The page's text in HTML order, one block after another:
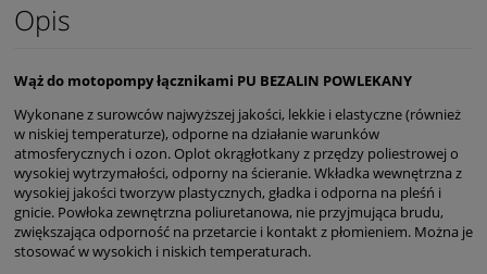
Opis
Wąż do motopompy łącznikami PU BEZALIN POWLEKANY
Wykonane z surowców najwyższej jakości, lekkie i elastyczne (również
w niskiej temperaturze), odporne na działanie warunków
atmosferycznych i ozon. Oplot okrągłotkany z przędzy poliestrowej o
wysokiej wytrzymałości, odporny na ścieranie. Wkładka wewnętrzna z
wysokiej jakości tworzyw plastycznych, gładka i odporna na pleśń i
gnicie. Powłoka zewnętrzna poliuretanowa, nie przyjmująca brudu,
zwiększająca odporność na przetarcie i kontakt z płomieniem. Można je
stosować w wysokich i niskich temperaturach.